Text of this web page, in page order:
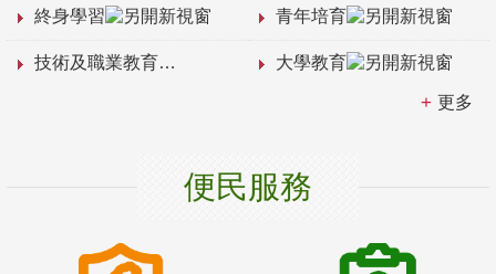
終身學習 青年培育
技術及職業教育 大學教育
更多
便民服務